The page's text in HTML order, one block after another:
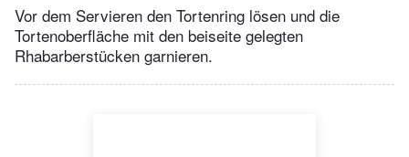
Vor dem Servieren den Tortenring lösen und die
Tortenoberfläche mit den beiseite gelegten
Rhabarberstücken garnieren.